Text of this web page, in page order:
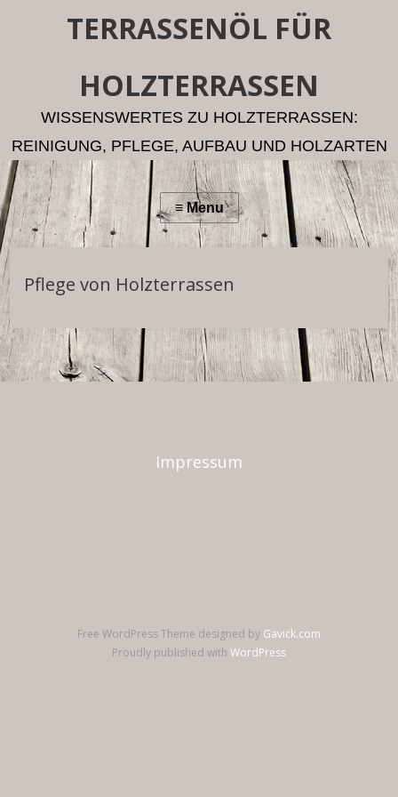
TERRASSENÖL FÜR
HOLZTERRASSEN
WISSENSWERTES ZU HOLZTERRASSEN:
REINIGUNG, PFLEGE, AUFBAU UND HOLZARTEN
Pflege von Holzterrassen
Impressum
Free WordPress Theme designed by Gavick.com
Proudly published with WordPress